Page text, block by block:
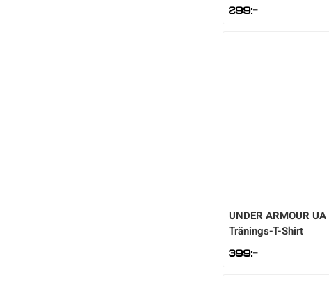
299:-
UNDER ARMOUR
Tränings-T-Shirt
399:-